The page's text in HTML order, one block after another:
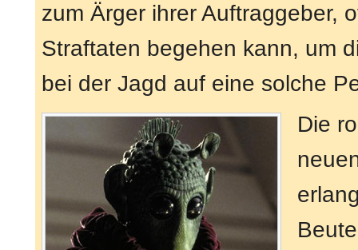
zum Ärger ihrer Auftraggeber,
Straftaten begehen kann, um
bei der Jagd auf eine solche
Die